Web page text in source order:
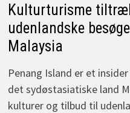
Kulturturisme
udenlandske
Malaysia
Penang Island er et
det sydøstasiatiske land
kulturer og tilbud til